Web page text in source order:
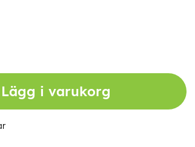
Lägg i varukorg